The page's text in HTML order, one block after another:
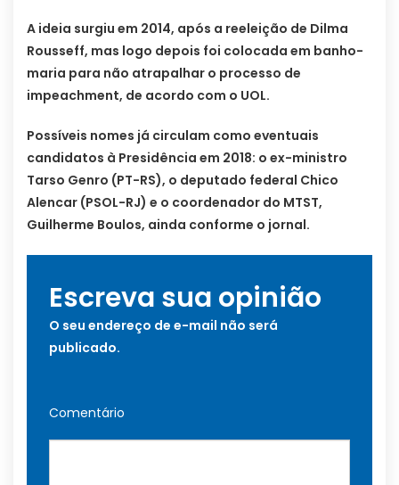
A ideia surgiu em 2014, após a reeleição de Dilma
Rousseff, mas logo depois foi colocada em banho-
maria para não atrapalhar o processo de
impeachment, de acordo com o UOL.
Possíveis nomes já circulam como eventuais
candidatos à Presidência em 2018: o ex-ministro
Tarso Genro (PT-RS), o deputado federal Chico
Alencar (PSOL-RJ) e o coordenador do MTST,
Guilherme Boulos, ainda conforme o jornal.
Escreva sua opinião
O seu endereço de e-mail não será
publicado.
Comentário